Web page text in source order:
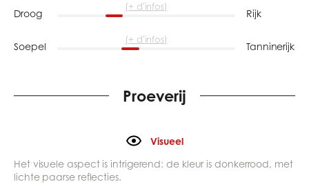
Droog
(+ d'infos)
Rijk
Soepel
(+ d'infos)
Tanninerijk
Proeverij
Visueel
Het visuele aspect is intrigerend: de kleur is donkerrood, met
lichte paarse reflecties.